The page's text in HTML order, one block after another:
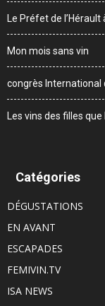
Le Préfet de
Mon mois sans vin
congrès International
Les vins des filles
Catégories
DÉGUSTATIONS
EN AVANT
ESCAPADES
FEMIVIN.TV
ISA NEWS